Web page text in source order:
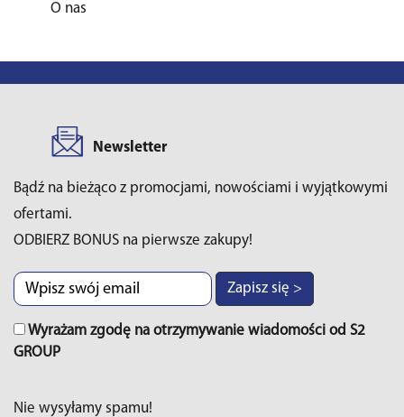
O nas
Newsletter
Bądź na bieżąco z promocjami, nowościami i wyjątkowymi
ofertami.
ODBIERZ BONUS na pierwsze zakupy!
Zapisz się >
Wyrażam zgodę na otrzymywanie wiadomości od S2
GROUP
Nie wysyłamy spamu!